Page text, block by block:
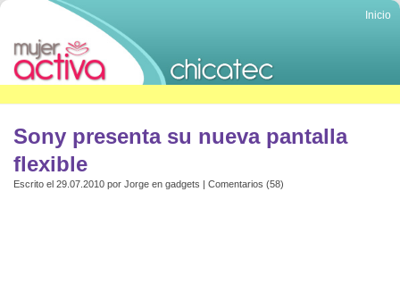
Inicio
Sony presenta su nueva pantalla
flexible
Escrito el 29.07.2010 por Jorge en gadgets | Comentarios (58)